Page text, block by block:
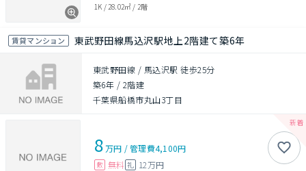
1K / 28.02㎡ / 2階
賃貸マンション 東武野田線馬込沢駅地上2階建て築6年
東武野田線 / 馬込沢駅 徒歩25分
築6年 / 2階建
千葉県船橋市丸山3丁目
8万円 /管理費4,100円
敷 無料 礼 12万円